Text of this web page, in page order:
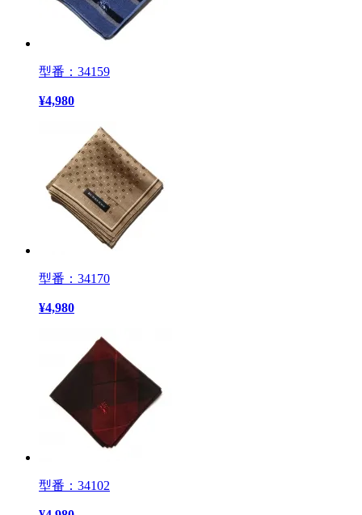
型番：34159
¥4,980
型番：34170
¥4,980
型番：34102